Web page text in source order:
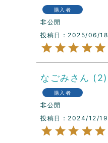
購入者
非公開
投稿日
2025/06/18
なごみ 2
購入者
非公開
投稿日
2024/12/19